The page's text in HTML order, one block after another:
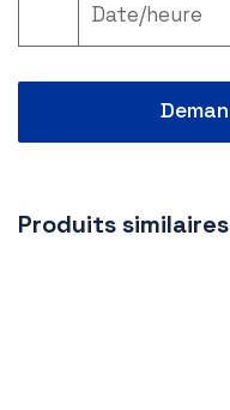
Date/heure
Produits similaires